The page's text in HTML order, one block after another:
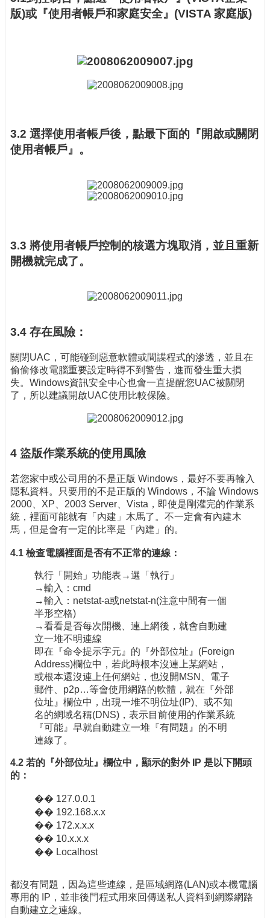
版)或『使用者帳戶和家庭安全』(VISTA 家庭版)
3.2 選擇使用者帳戶後，點最下面的『開啟或關閉
使用者帳戶』。
3.3 將使用者帳戶控制的核選方塊取消，並且重新
開機就完成了。
3.4 存在風險：
關閉UAC，可能碰到惡意軟體或間諜程式的滲透，並且在
偷偷修改電腦重要設定時得不到警告，進而發生重大損
失。Windows資訊安全中心也會一直提醒您UAC被關閉
了，所以建議開啟UAC使用比較保險。
4 盜版作業系統的使用風險
若您家中或公司用的不是正版 Windows，最好不要再輸入
隱私資料。只要用的不是正版的 Windows，不論 Windows
2000、XP、2003 Server、Vista，即使是剛灌完的作業系
統，裡面可能就有「內建」木馬了。不一定會有內建木
馬，但是會有一定的比率是「內建」的。
4.1 檢查電腦裡面是否有不正常的連線：
執行「開始」功能表→選「執行」
→輸入：cmd
→輸入：netstat-a或netstat-n(注意中間有一個
半形空格)
→看看是否每次開機、連上網後，就會自動建
立一堆不明連線
即在『命令提示字元』的『外部位址』(Foreign
Address)欄位中，若此時根本沒連上某網站，
或根本還沒連上任何網站，也沒開MSN、電子
郵件、p2p…等會使用網路的軟體，就在『外部
位址』欄位中，出現一堆不明位址(IP)、或不知
名的網域名稱(DNS)，表示目前使用的作業系統
『可能』早就自動建立一堆『有問題』的不明
連線了。
4.2 若的『外部位址』欄位中，顯示的對外 IP 是以下開頭
的：
�� 127.0.0.1
�� 192.168.x.x
�� 172.x.x.x
�� 10.x.x.x
�� Localhost
都沒有問題，因為這些連線，是區域網路(LAN)或本機電腦
專用的 IP，並非後門程式用來回傳送私人資料到網際網路
自動建立之連線。